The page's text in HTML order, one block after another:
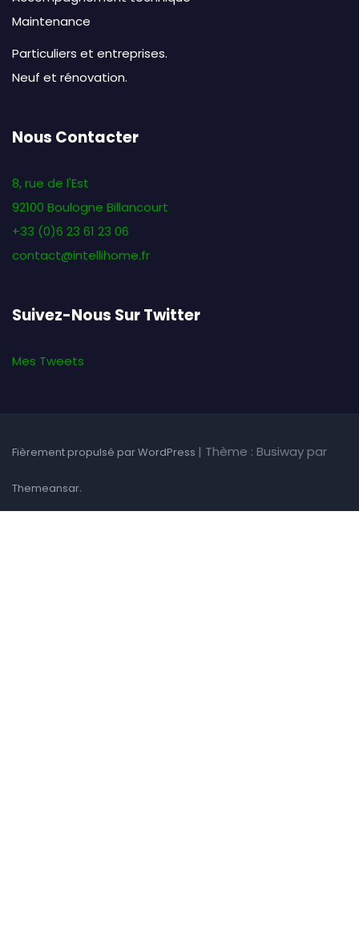
Maintenance
Particuliers et entreprises.
Neuf et rénovation.
Nous Contacter
8, rue de l'Est
92100 Boulogne Billancourt
+33 (0)6 23 61 23 06
contact@intellihome.fr
Suivez-Nous Sur Twitter
Mes Tweets
Fièrement propulsé par WordPress | Thème : Busiway par
Themeansar.